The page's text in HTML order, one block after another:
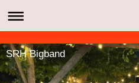
SRH Bigband